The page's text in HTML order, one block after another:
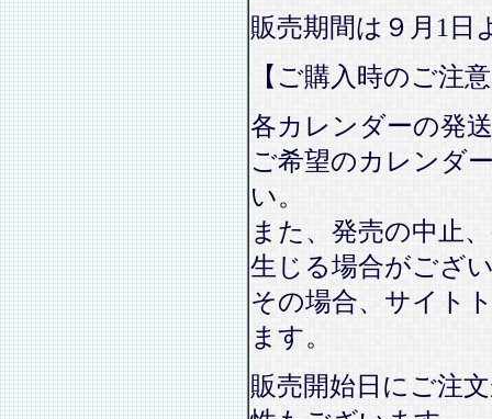
販売期間は９月1日
【ご購入時のご注
各カレンダーの発
ご希望のカレンダ
い。
また、発売の中止
生じる場合がござ
その場合、サイト
ます。
販売開始日にご注